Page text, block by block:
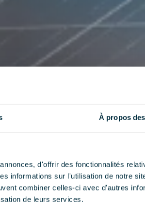
À propos
d'offrir des fonctionnalités
informations sur l'utilisation de notre
combiner celles-ci avec d'autres
de leurs services.